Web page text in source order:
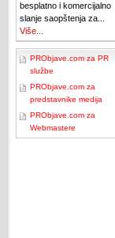
besplatno i komercijalno
slanje saopštenja za...
Više...
PRObjave.com za PR
službe
PRObjave.com za
predstavnike medija
PRObjave.com za
Webmastere